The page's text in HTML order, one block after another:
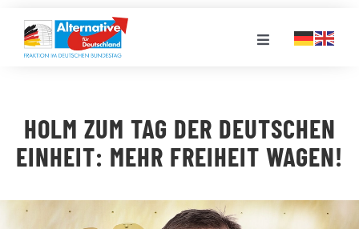
Inhalt
springen
Toggle
LANDESGRUPPEN
VERANSTALTUNGEN
HOLM ZUM TAG DER DEUTSCHEN
EINHEIT: MEHR FREIHEIT WAGEN!